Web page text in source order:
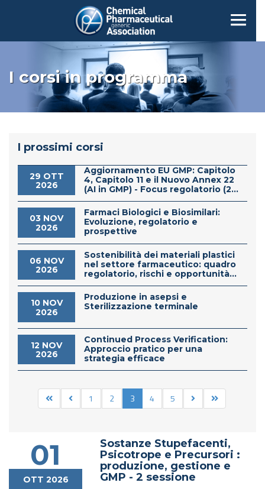
I corsi in programma
I prossimi corsi
29 OTT
2026
Aggiornamento EU GMP: Capitolo
4, Capitolo 11 e il Nuovo Annex 22
(AI in GMP) - Focus regolatorio (2...
03 NOV
2026
Farmaci Biologici e Biosimilari:
Evoluzione, regolatorio e
prospettive
06 NOV
2026
Sostenibilità dei materiali plastici
nel settore farmaceutico: quadro
regolatorio, rischi e opportunità...
10 NOV
2026
Produzione in asepsi e
Sterilizzazione terminale
12 NOV
2026
Continued Process Verification:
Approccio pratico per una
strategia efficace
1 2 3 4 5
01
OTT 2026
Sostanze Stupefacenti,
Psicotrope e Precursori :
produzione, gestione e
GMP - 2 sessione